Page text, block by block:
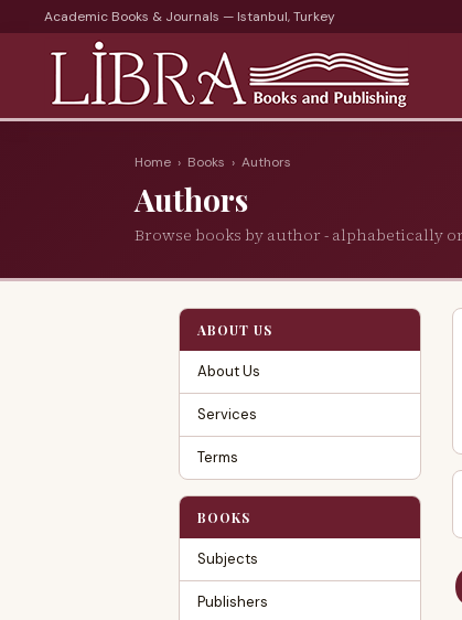
Academic Books & Journals — Istanbul, Turkey
Home › Books › Authors
Authors
Browse books by author - alphabetically
ABOUT US
About Us
Services
Terms
BOOKS
Subjects
Publishers